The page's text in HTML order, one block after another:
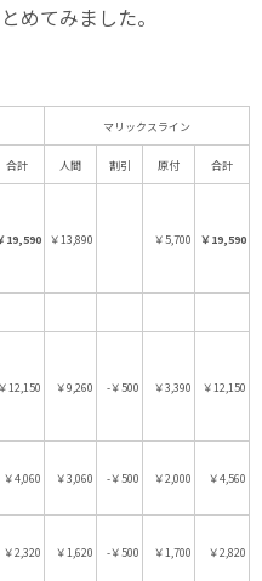
めてみました。
マリックスライン
合計 人間 割引 原付 合計
19,590 ￥13,890 ￥5,700 ￥19,590
￥12,150 ￥9,260 -￥500 ￥3,390 ￥12,150
￥4,060 ￥3,060 -￥500 ￥2,000 ￥4,560
￥2,320 ￥1,620 -￥500 ￥1,700 ￥2,820